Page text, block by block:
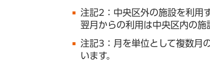
注記2：中央区外の施設を利用
翌月からの利用は中央区内の施
注記3：月を単位として複数月
います。